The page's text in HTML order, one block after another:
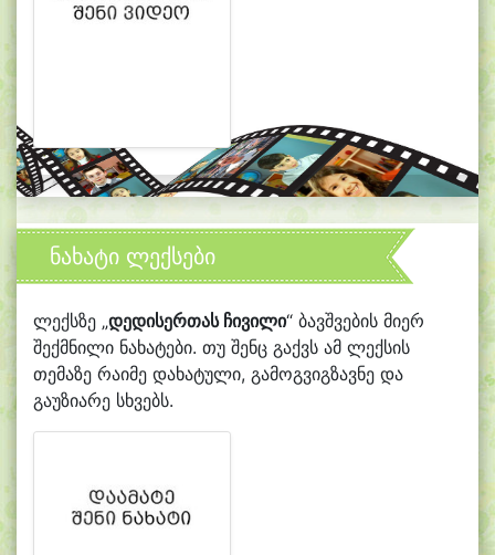
ნახატი ლექსები
ლექსზე „დედისერთას ჩივილი“ ბავშვების მიერ
შექმნილი ნახატები. თუ შენც გაქვს ამ ლექსის
თემაზე რაიმე დახატული, გამოგვიგზავნე და
გაუზიარე სხვებს.